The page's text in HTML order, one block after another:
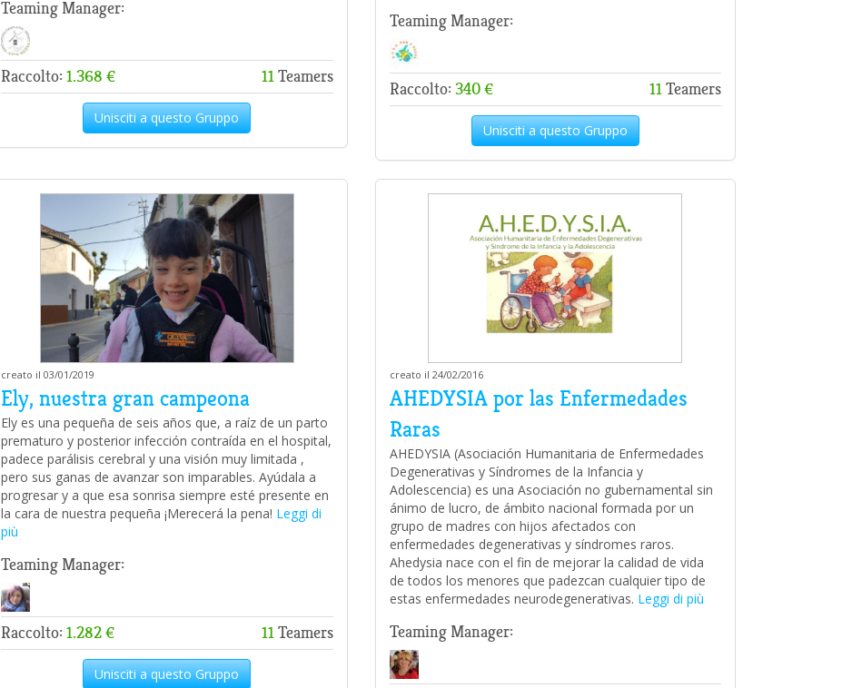
Teaming Manager:
Raccolto: 1.368 € 11Teamers
Unisciti a questo Gruppo
Teaming Manager:
Raccolto: 340 € 11Teamers
Unisciti a questo Gruppo
creato il 03/01/2019
Ely, nuestra gran campeona
Ely es una pequeña de seis años que, a raíz de un parto
prematuro y posterior infección contraída en el hospital,
padece parálisis cerebral y una visión muy limitada ,
pero sus ganas de avanzar son imparables. Ayúdala a
progresar y a que esa sonrisa siempre esté presente en
la cara de nuestra pequeña ¡Merecerá la pena! Leggi di
più
Teaming Manager:
Raccolto: 1.282 € 11Teamers
Unisciti a questo Gruppo
creato il 24/02/2016
AHEDYSIA por las Enfermedades
Raras
AHEDYSIA (Asociación Humanitaria de Enfermedades
Degenerativas y Síndromes de la Infancia y
Adolescencia) es una Asociación no gubernamental sin
ánimo de lucro, de ámbito nacional formada por un
grupo de madres con hijos afectados con
enfermedades degenerativas y síndromes raros.
Ahedysia nace con el fin de mejorar la calidad de vida
de todos los menores que padezcan cualquier tipo de
estas enfermedades neurodegenerativas. Leggi di più
Teaming Manager: